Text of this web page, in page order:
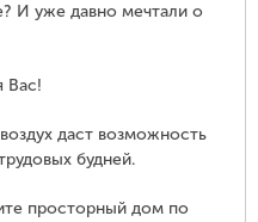
И уже давно мечтали о
Вас!
даст возможность
будней.
просторный дом по